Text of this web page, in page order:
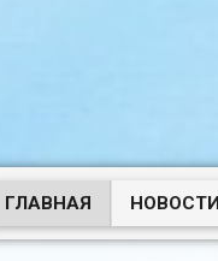
ГЛАВНАЯ НОВОСТИ